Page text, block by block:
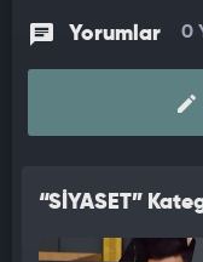
Yorumlar 0
“SİYASET”